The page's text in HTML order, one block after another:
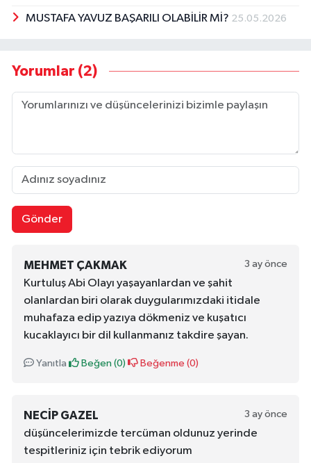
MUSTAFA YAVUZ BAŞARILI OLABİLİR Mİ? 25.05.2026
Yorumlar (2)
Gönder
MEHMET ÇAKMAK 3 ay önce
Kurtuluş Abi Olayı yaşayanlardan ve şahit
olanlardan biri olarak duygularımızdaki itidale
muhafaza edip yazıya dökmeniz ve kuşatıcı
kucaklayıcı bir dil kullanmanız takdire şayan.
Yanıtla Beğen (0) Beğenme (0)
NECIP GAZEL 3 ay önce
düşüncelerimizde tercüman oldunuz yerinde
tespitleriniz için tebrik ediyorum